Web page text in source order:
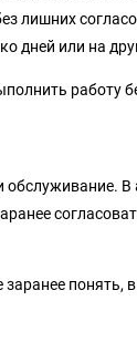
лишних
дней или на
работу
понять,